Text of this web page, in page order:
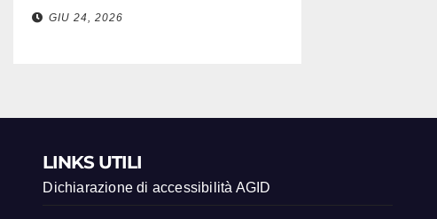
GIU 24, 2026
LINKS UTILI
Dichiarazione di accessibilità AGID